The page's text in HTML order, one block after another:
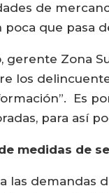
de
poca que pasa
gerente Zona
los
Es
para así
medidas de
las demandas